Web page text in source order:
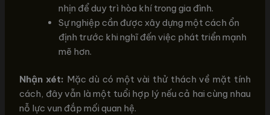
nhịn để duy trì hòa khí trong gia đình.
Sự nghiệp cần được xây dựng một cách ổn
định trước khi nghĩ đến việc phát triển mạnh
mẽ hơn.
Nhận xét: Mặc dù có một vài thử thách về mặt tính
cách, đây vẫn là một tuổi hợp lý nếu cả hai cùng nhau
nỗ lực vun đắp mối quan hệ.